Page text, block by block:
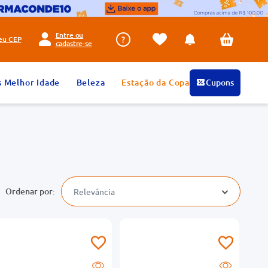
CEP
Entre ou
cadastre-se
Melhor Idade Beleza Estação da Copa Cupons
Relevância